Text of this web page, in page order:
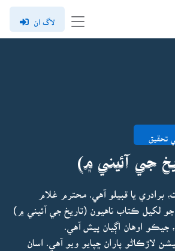
لاگ ان
تحقيق
جي آئيني ۾)
برادري يا قبيلو آهي۔ محترم غلام
لکيل ڪتاب ناهيون (تاريخ جي آئيني ۾)
جيڪو اوهان اڳيان پيش آهي۔
لاڙڪاڻو پاران ڇپايو ويو آهي۔ اسان